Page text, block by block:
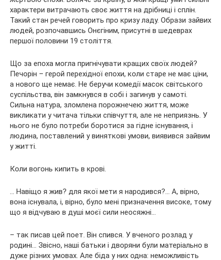
характери витрачають своє життя на дрібниці і сплін.
Такий стан речей говорить про кризу ладу. Образи зайвих
людей, розпочавшись Онєгіним, присутні в шедеврах
першої половини 19 століття.
Що за епоха могла пригнічувати кращих своїх людей?
Печорін – герой перехідної епохи, коли старе не має ціни,
а нового ще немає. Не беручи комедії масок світського
суспільства, він замкнувся в собі і загинув у самоті.
Сильна натура, зломлена порожнечею життя, може
викликати у читача тільки співчуття, але не неприязнь. У
нього не було потреби боротися за гідне існування, і
людина, поставлений у виняткові умови, виявився зайвим
у житті.
Коли вогонь кипить в крові.
… Навіщо я жив? для якої мети я народився?… А, вірно,
вона існувала, і, вірно, було мені призначення високе, тому
що я відчуваю в душі моєї сили неосяжні…
– так писав цей поет. Він спився. У вченого розлад у
родині… Звісно, наші батьки і дворяни були матеріально в
дуже різних умовах. Але біда у них одна: неможливість